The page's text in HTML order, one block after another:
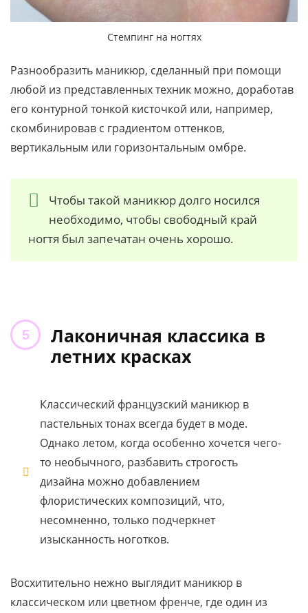
Стемпинг на ногтях
Разнообразить маникюр, сделанный при помощи
любой из представленных техник можно, доработав
его контурной тонкой кисточкой или, например,
скомбинировав с градиентом оттенков,
вертикальным или горизонтальным омбре.
Чтобы такой маникюр долго носился
необходимо, чтобы свободный край
ногтя был запечатан очень хорошо.
Лаконичная классика в
летних красках
Классический французский маникюр в
пастельных тонах всегда будет в моде.
Однако летом, когда особенно хочется чего-
то необычного, разбавить строгость
дизайна можно добавлением
флористических композиций, что,
несомненно, только подчеркнет
изысканность ноготков.
Восхитительно нежно выглядит маникюр в
классическом или цветном френче, где один из